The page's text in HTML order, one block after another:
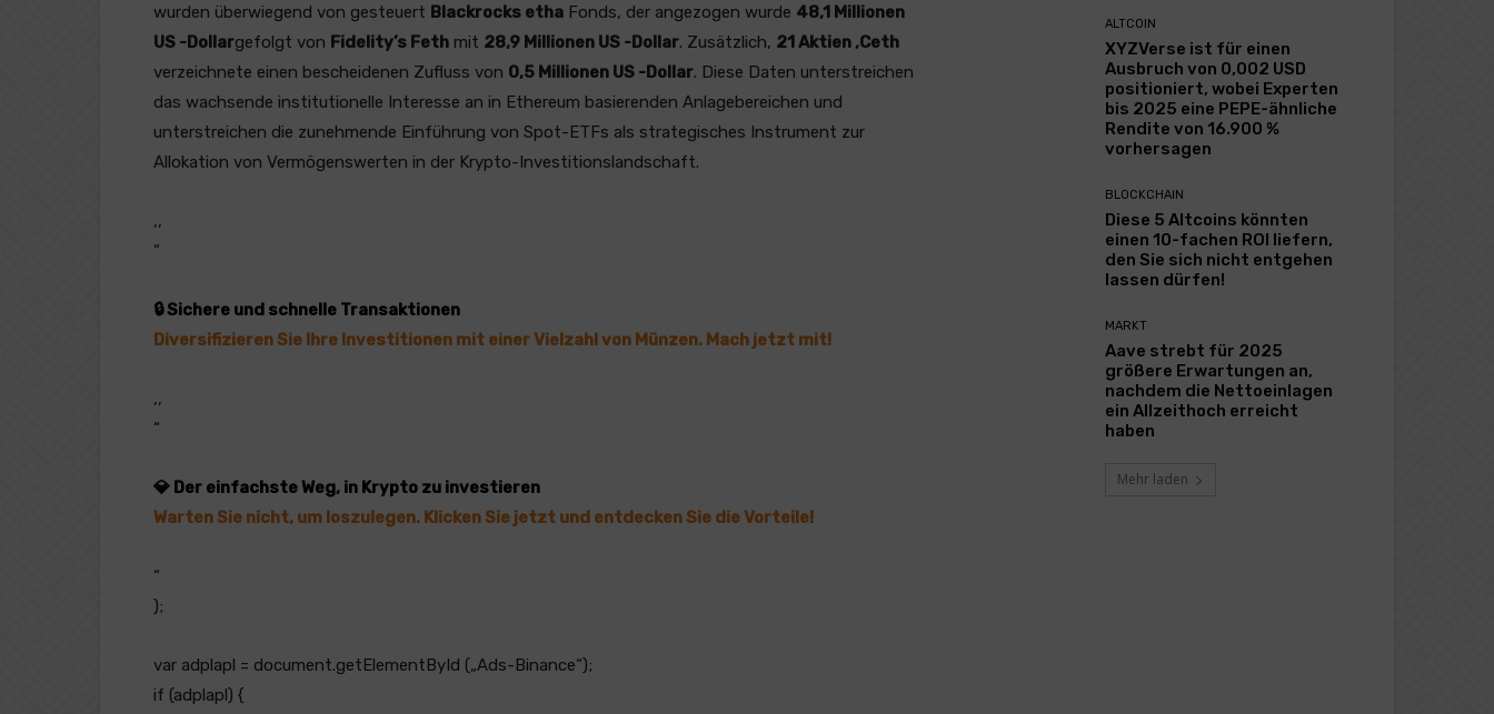
wurden überwiegend von gesteuert Blackrocks etha Fonds, der angezogen wurde 48,1 Millionen
US -Dollargefolgt von Fidelity’s Feth mit 28,9 Millionen US -Dollar. Zusätzlich, 21 Aktien ‚Ceth
verzeichnete einen bescheidenen Zufluss von 0,5 Millionen US -Dollar. Diese Daten unterstreichen
das wachsende institutionelle Interesse an in Ethereum basierenden Anlagebereichen und
unterstreichen die zunehmende Einführung von Spot-ETFs als strategisches Instrument zur
Allokation von Vermögenswerten in der Krypto-Investitionslandschaft.
‚,
“
🔒 Sichere und schnelle Transaktionen
Diversifizieren Sie Ihre Investitionen mit einer Vielzahl von Münzen. Mach jetzt mit!
‚,
“
💎 Der einfachste Weg, in Krypto zu investieren
Warten Sie nicht, um loszulegen. Klicken Sie jetzt und entdecken Sie die Vorteile!
“
);
var adplapl = document.getElementById („Ads-Binance“);
if (adplapl) {
ALTCOIN
XYZVerse ist für einen
Ausbruch von 0,002 USD
positioniert, wobei Experten
bis 2025 eine PEPE-ähnliche
Rendite von 16.900 %
vorhersagen
BLOCKCHAIN
Diese 5 Altcoins könnten
einen 10-fachen ROI liefern,
den Sie sich nicht entgehen
lassen dürfen!
MARKT
Aave strebt für 2025
größere Erwartungen an,
nachdem die Nettoeinlagen
ein Allzeithoch erreicht
haben
Mehr laden